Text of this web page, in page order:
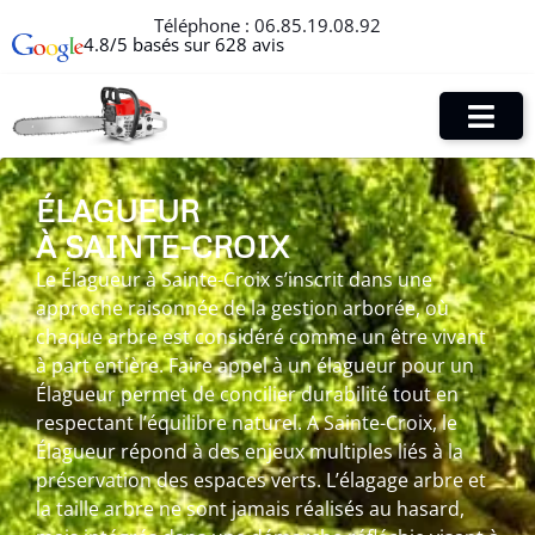
Téléphone : 06.85.19.08.92
4.8/5 basés sur 628 avis
ÉLAGUEUR
À SAINTE-CROIX
Le Élagueur à Sainte-Croix s’inscrit dans une
approche raisonnée de la gestion arborée, où
chaque arbre est considéré comme un être vivant
à part entière. Faire appel à un élagueur pour un
Élagueur permet de concilier durabilité tout en
respectant l’équilibre naturel. A Sainte-Croix, le
Élagueur répond à des enjeux multiples liés à la
préservation des espaces verts. L’élagage arbre et
la taille arbre ne sont jamais réalisés au hasard,